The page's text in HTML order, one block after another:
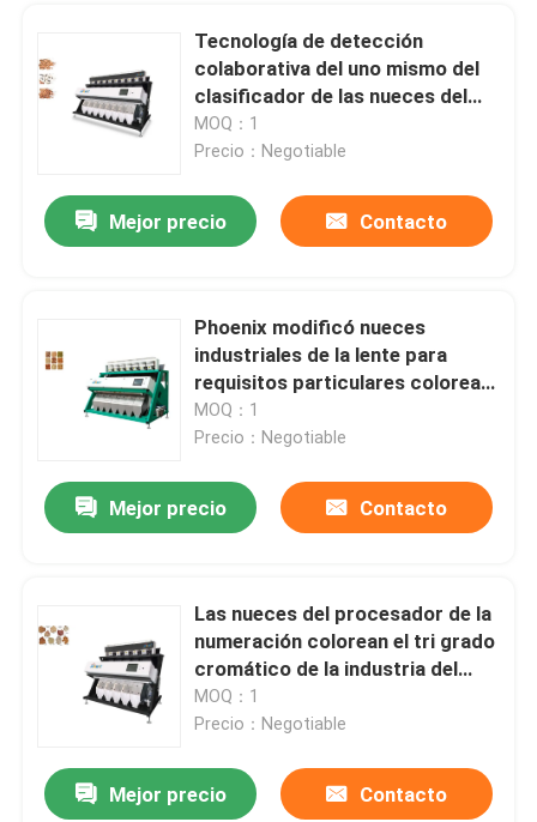
Sobre nosotros
Contactos
Productos
Tecnología de detección
colaborativa del uno mismo del
clasificador de las nueces del
control ligero del LED
MOQ：1
Precio：Negotiable
Mejor precio Contacto
Phoenix modificó nueces
industriales de la lente para
requisitos particulares colorea
la máquina del clasificador
MOQ：1
Precio：Negotiable
Mejor precio Contacto
Las nueces del procesador de la
numeración colorean el tri grado
cromático de la industria del
clasificador
MOQ：1
Precio：Negotiable
Mejor precio Contacto